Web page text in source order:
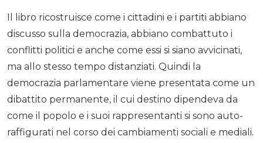
Il libro ricostruisce come i cittadini e i partiti abbiano
discusso sulla democrazia, abbiano combattuto i
conflitti politici e anche come essi si siano avvicinati,
ma allo stesso tempo distanziati. Quindi la
democrazia parlamentare viene presentata come un
dibattito permanente, il cui destino dipendeva da
come il popolo e i suoi rappresentanti si sono auto-
raffigurati nel corso dei cambiamenti sociali e mediali.